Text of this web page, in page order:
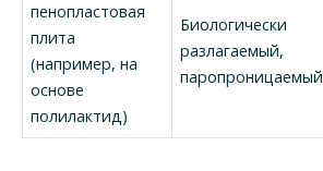
пенопластовая
плита
(например, на
основе
полилактид)
Биологически
разлагаемый,
паропроницаемый